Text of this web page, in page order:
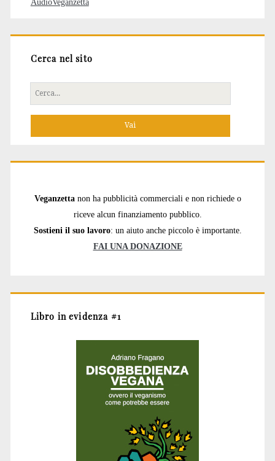
AudioVeganzetta
Cerca nel sito
Cerca
per:
Veganzetta non ha pubblicità commerciali e non richiede o
riceve alcun finanziamento pubblico.
Sostieni il suo lavoro: un aiuto anche piccolo è importante.
FAI UNA DONAZIONE
Libro in evidenza #1